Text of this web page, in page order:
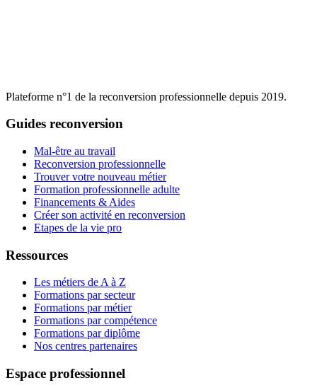
Plateforme n°1 de la reconversion professionnelle depuis 2019.
Guides reconversion
Mal-être au travail
Reconversion professionnelle
Trouver votre nouveau métier
Formation professionnelle adulte
Financements & Aides
Créer son activité en reconversion
Etapes de la vie pro
Ressources
Les métiers de A à Z
Formations par secteur
Formations par métier
Formations par compétence
Formations par diplôme
Nos centres partenaires
Espace professionnel